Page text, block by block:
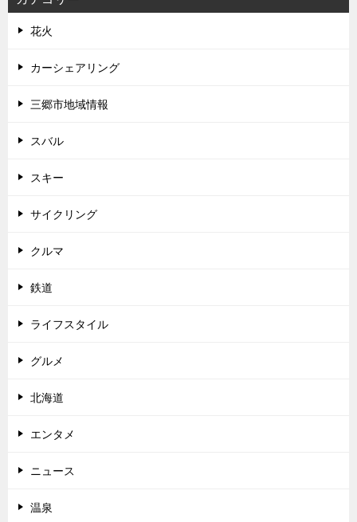
花火
カーシェアリング
三郷市地域情報
スバル
スキー
サイクリング
クルマ
鉄道
ライフスタイル
グルメ
北海道
エンタメ
ニュース
温泉